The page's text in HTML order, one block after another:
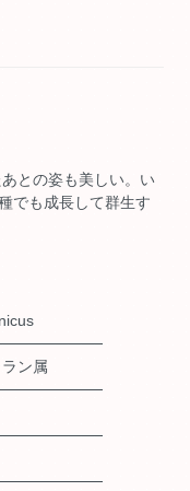
との姿も美しい。い
でも成長して群生す
ン属